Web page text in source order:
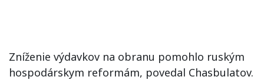
Zníženie výdavkov na obranu pomohlo ruským
hospodárskym reformám, povedal Chasbulatov.